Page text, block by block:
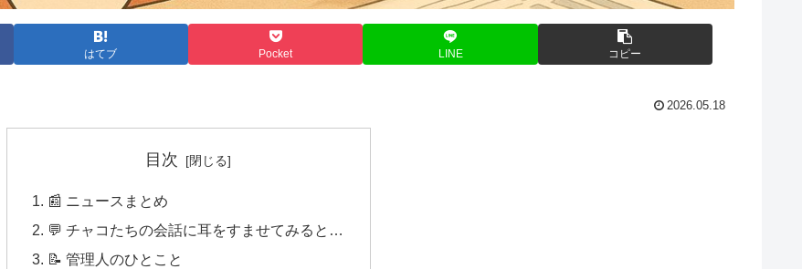
はてブ Pocket LINE コピー
2026.05.18
目次
📰 ニュースまとめ
💬 チャコたちの会話に耳をすませてみると…
📝 管理人のひとこと